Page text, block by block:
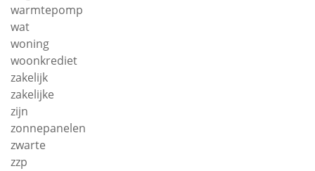
warmtepomp
wat
woning
woonkrediet
zakelijk
zakelijke
zijn
zonnepanelen
zwarte
zzp